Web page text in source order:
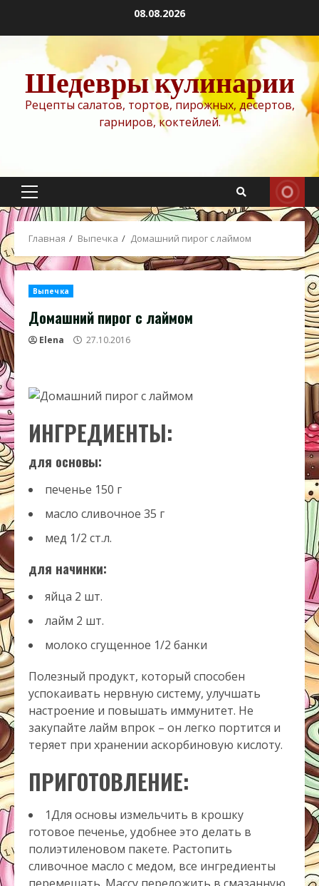
содержимому
08.08.2026
Шедевры кулинарии
Рецепты салатов, тортов, пирожных, десертов,
гарниров, коктейлей.
Основное
меню
Главная Выпечка Домашний пирог с лаймом
Выпечка
Домашний пирог с лаймом
Elena 27.10.2016
ИНГРЕДИЕНТЫ:
для основы:
печенье 150 г
масло сливочное 35 г
мед 1/2 ст.л.
для начинки:
яйца 2 шт.
лайм 2 шт.
молоко сгущенное 1/2 банки
Полезный продукт, который способен
успокаивать нервную систему, улучшать
настроение и повышать иммунитет. Не
закупайте лайм впрок – он легко портится и
теряет при хранении аскорбиновую кислоту.
ПРИГОТОВЛЕНИЕ:
1Для основы измельчить в крошку
готовое печенье, удобнее это делать в
полиэтиленовом пакете. Растопить
сливочное масло с медом, все ингредиенты